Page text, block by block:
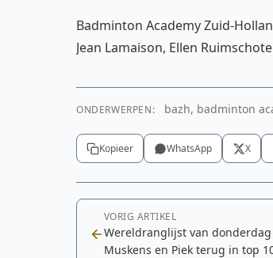
Badminton Academy Zuid-
Jean Lamaison, Ellen
ONDERWERPEN: bazh, badminton
Kopieer WhatsApp X
VORIG ARTIKEL
Wereldranglijst van
Muskens en Piek terug in top